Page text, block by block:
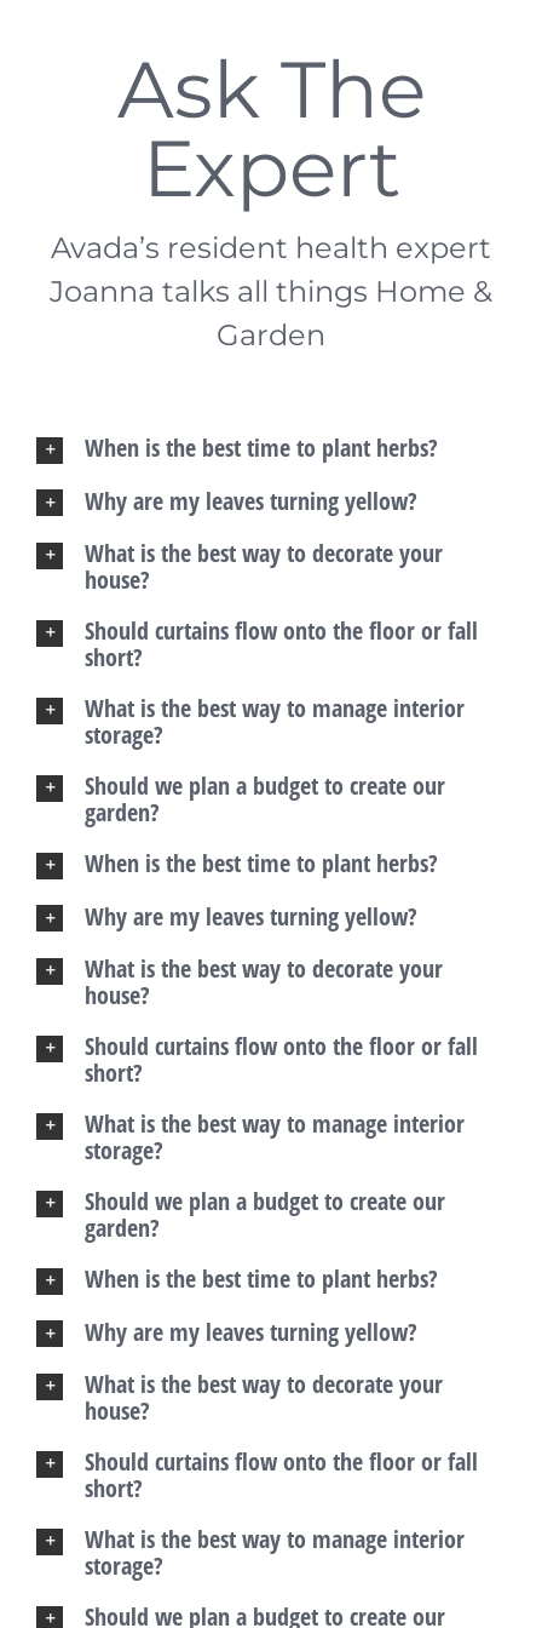
Ask The
Expert
Avada’s resident health expert
Joanna talks all things Home &
Garden
When is the best time to plant herbs?
Why are my leaves turning yellow?
What is the best way to decorate your
house?
Should curtains flow onto the floor or fall
short?
What is the best way to manage interior
storage?
Should we plan a budget to create our
garden?
When is the best time to plant herbs?
Why are my leaves turning yellow?
What is the best way to decorate your
house?
Should curtains flow onto the floor or fall
short?
What is the best way to manage interior
storage?
Should we plan a budget to create our
garden?
When is the best time to plant herbs?
Why are my leaves turning yellow?
What is the best way to decorate your
house?
Should curtains flow onto the floor or fall
short?
What is the best way to manage interior
storage?
Should we plan a budget to create our